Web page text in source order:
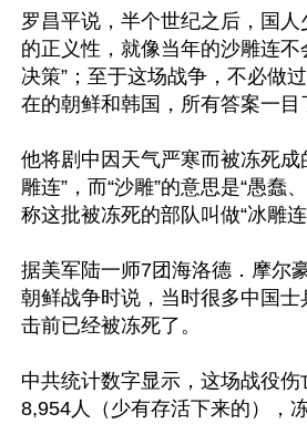
罗昌平说，半个世纪之后，国
的正义性，就像当年的沙雕连不
决策”；至于这场战争，不必做
在的朝鲜和韩国，所有答案一目
他将剧中因天气严寒而被冻死成
雕连”，而“沙雕”的意思是“愚蠢
称这批被冻死的部队叫做“冰雕连
据美军陆一师7团海洛德．摩尔
朝鲜战争时说，当时很多中国
击前已经被冻死了。
中共统计数字显示，这场战役
8,954人（少有存活下来的），